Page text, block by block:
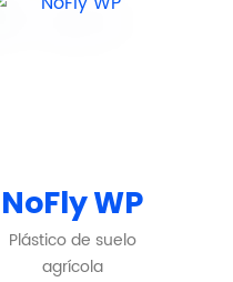
NoFly WP
Plástico de suelo
agrícola